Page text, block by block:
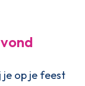
je op je feest